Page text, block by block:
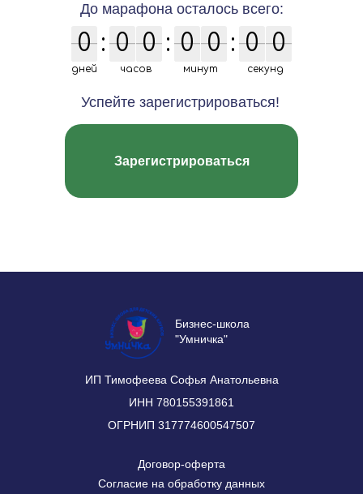
Зарегистрироваться
До марафона осталось всего:
Успейте зарегистрироваться!
0
0
дней
: 0
0 0
0
часов
: 0
0 0
0
минут
: 0
0 0
0
секунд
ИП Тимофеева Софья Анатольевна
ИНН 780155391861
ОГРНИП 317774600547507
Договор-оферта
Согласие на обработку данных
Бизнес-школа
"Умничка"